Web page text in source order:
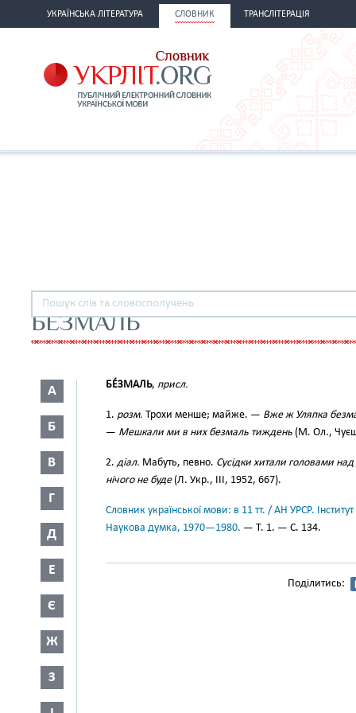
УКРАЇНСЬКА ЛІТЕРАТУРА СЛОВНИК ТРАНСЛІТЕРАЦІЯ
БЕЗМАЛЬ
А
Б
В
Г
Д
Е
Є
Ж
З
БЕ́ЗМАЛЬ, присл.
1. розм. Трохи менше; майже. — Вже ж Уляпка
— Мешкали ми в них безмаль тиждень (М. Ол.,
2. діал. Мабуть, певно. Сусідки хитали головами
нічого не буде(Л. Укр., III, 1952, 667).
Словник української мови: в 11 тт. / АН УРСР.
Наукова думка, 1970—1980. — Т. 1. — С. 134.
Поділитись: